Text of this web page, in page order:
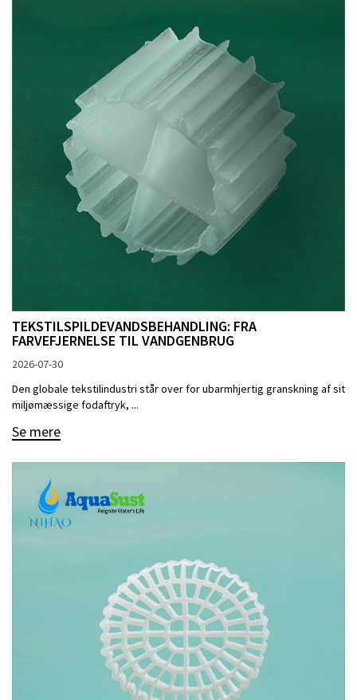
TEKSTILSPILDEVANDSBEHANDLING: FRA
FARVEFJERNELSE TIL VANDGENBRUG
2026-07-30
Den globale tekstilindustri står over for ubarmhjertig granskning af sit
miljømæssige fodaftryk, ...
Se mere